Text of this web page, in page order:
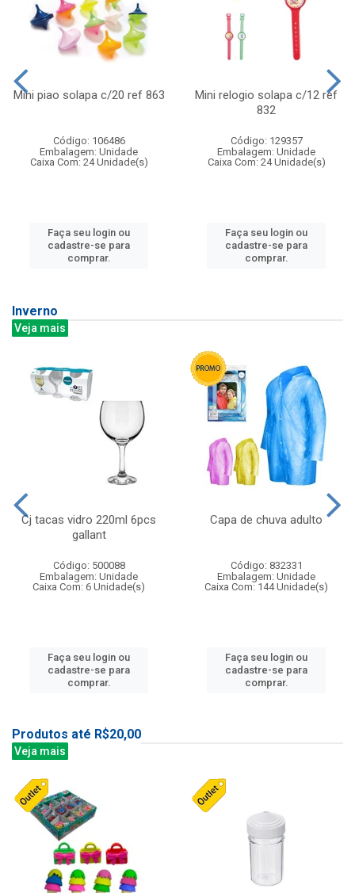
Mini piao solapa c/20 ref 863
Código: 106486
Embalagem: Unidade
Caixa Com: 24 Unidade(s)
Faça seu login ou
cadastre-se para
comprar.
Mini relogio solapa c/12 ref
832
Código: 129357
Embalagem: Unidade
Caixa Com: 24 Unidade(s)
Faça seu login ou
cadastre-se para
comprar.
Inverno
Veja mais
Cj tacas vidro 220ml 6pcs
gallant
Código: 500088
Embalagem: Unidade
Caixa Com: 6 Unidade(s)
Faça seu login ou
cadastre-se para
comprar.
Capa de chuva adulto
Código: 832331
Embalagem: Unidade
Caixa Com: 144 Unidade(s)
Faça seu login ou
cadastre-se para
comprar.
Produtos até R$20,00
Veja mais